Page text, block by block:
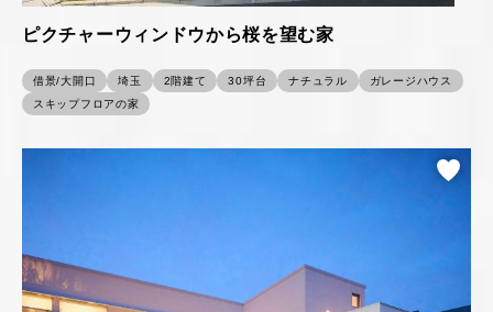
ピクチャーウィンドウから桜を望む家
借景/大開口 埼玉 2階建て 30坪台 ナチュラル
ガレージハウス
スキップフロアの家